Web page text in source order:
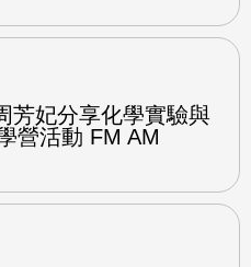
芳妃分享化學實驗與
營活動 FM AM